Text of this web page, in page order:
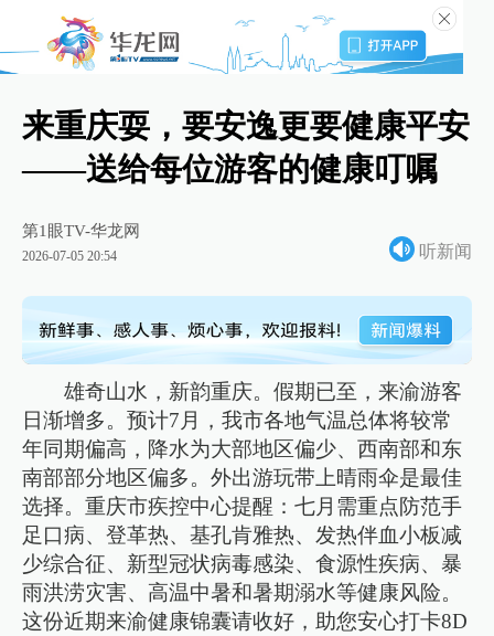
来重庆耍，要安逸更要健康平安
——送给每位游客的健康叮嘱
第1眼TV-华龙网
2026-07-05 20:54 听新闻
雄奇山水，新韵重庆。假期已至，来渝游客
日渐增多。预计7月，我市各地气温总体将较常
年同期偏高，降水为大部地区偏少、西南部和东
南部部分地区偏多。外出游玩带上晴雨伞是最佳
选择。重庆市疾控中心提醒：七月需重点防范手
足口病、登革热、基孔肯雅热、发热伴血小板减
少综合征、新型冠状病毒感染、食源性疾病、暴
雨洪涝灾害、高温中暑和暑期溺水等健康风险。
这份近期来渝健康锦囊请收好，助您安心打卡8D